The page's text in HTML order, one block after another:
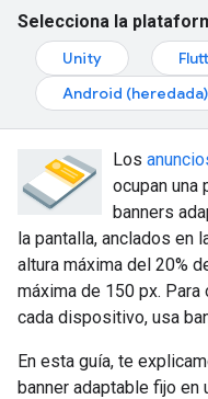
Selecciona la
Unity
Android (heredada)
Los
ocupan una
banners
la pantalla, anclados en
altura máxima del 20%
máxima de 150 px.
cada dispositivo, usa
En esta guía, te
banner adaptable fijo en